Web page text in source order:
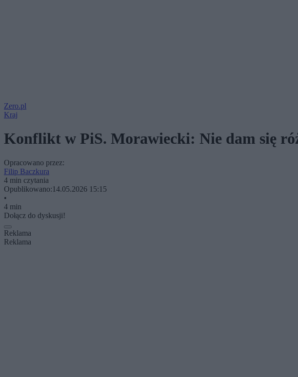
Zero.pl
Kraj
Konflikt w PiS. Morawiecki: Nie dam się
Opracowano przez:
Filip Baczkura
4 min czytania
Opublikowano:14.05.2026 15:15
•
4 min
Dołącz do dyskusji!
Reklama
Reklama